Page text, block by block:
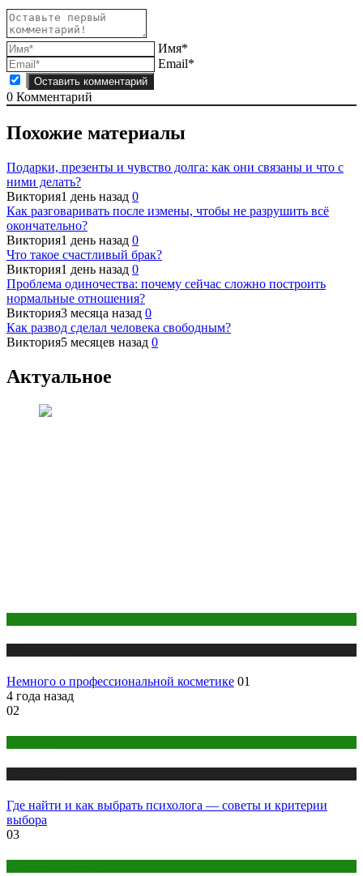
Имя*
Email*
0 Комментарий
Похожие материалы
Подарки, презенты и чувство долга: как они связаны и что с
ними делать?
Виктория1 день назад 0
Как разговаривать после измены, чтобы не разрушить всё
окончательно?
Виктория1 день назад 0
Что такое счастливый брак?
Виктория1 день назад 0
Проблема одиночества: почему сейчас сложно построить
нормальные отношения?
Виктория3 месяца назад 0
Как развод сделал человека свободным?
Виктория5 месяцев назад 0
Актуальное
Немного о профессиональной косметике 01
4 года назад
02
Где найти и как выбрать психолога — советы и критерии
выбора
03